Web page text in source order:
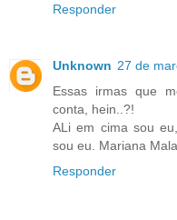
Responder
Unknown 27 de
Essas irmas que
conta, hein..?!
ALi em cima sou
sou eu. Mariana Mala.
Responder